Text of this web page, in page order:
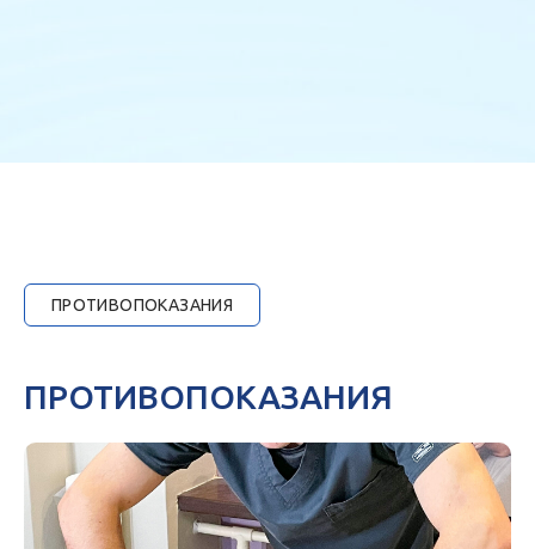
ПРОТИВОПОКАЗАНИЯ
ПРОТИВОПОКАЗАНИЯ